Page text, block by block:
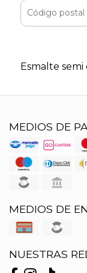
Esmalte semi
MEDIOS DE
MEDIOS DE
NUESTRAS